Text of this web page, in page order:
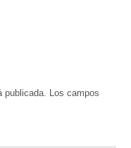
publicada. Los campos